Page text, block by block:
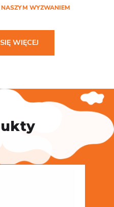
NASZYM WYZWANIEM
WIĘCEJ